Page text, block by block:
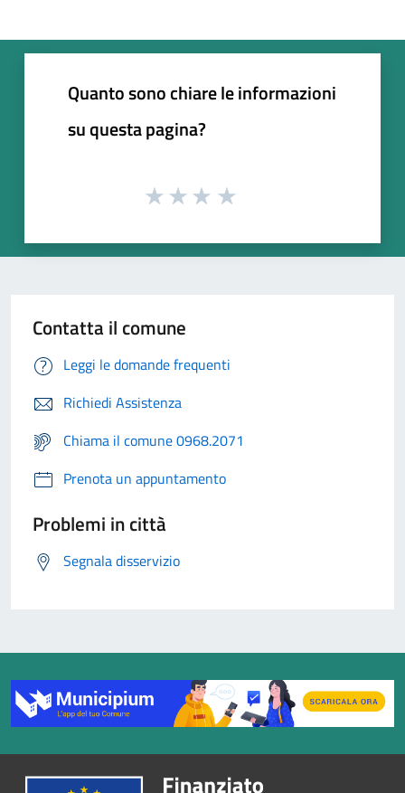
Quanto sono chiare le informazioni
su questa pagina?
Contatta il comune
Leggi le domande frequenti
Richiedi Assistenza
Chiama il comune 0968.2071
Prenota un appuntamento
Problemi in città
Segnala disservizio